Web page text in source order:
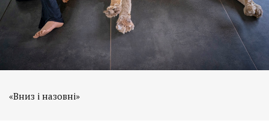
«Вниз і назовні»